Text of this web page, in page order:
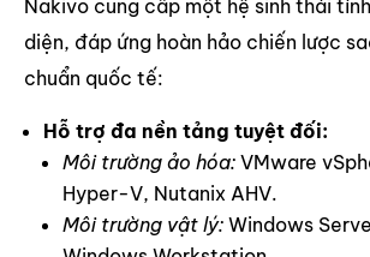
Nakivo cung cấp một hệ sinh thái
diện, đáp ứng hoàn hảo chiến lược
chuẩn quốc tế:
Hỗ trợ đa nền tảng tuyệt đối:
Môi trường ảo hóa: VMware
Hyper-V, Nutanix AHV.
Môi trường vật lý: Windows